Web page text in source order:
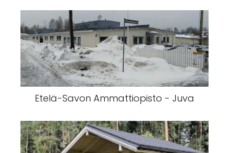
Etelä-Savon Ammattiopisto - Juva